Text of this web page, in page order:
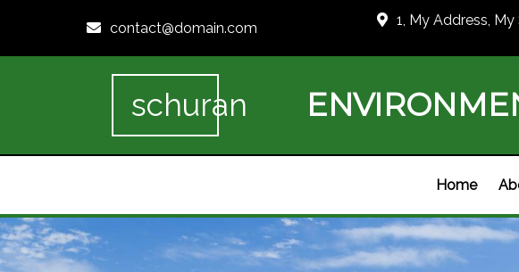
contact@domain.com 1, My Address, My
schuran
Home